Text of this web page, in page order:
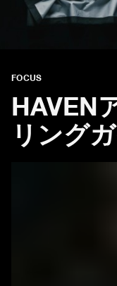
FOCUS
HAVEN
リング